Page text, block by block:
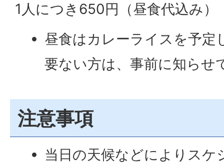
1人につき650円（昼食代込み）
昼食はカレーライスを予定
要ない方は、事前に知らせ
注意事項
当日の天候などによりスケ